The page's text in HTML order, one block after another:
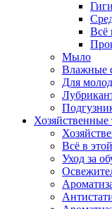
Всё
Мыло
Влажные
Для
Хозяйственные
Всё в
Уход за